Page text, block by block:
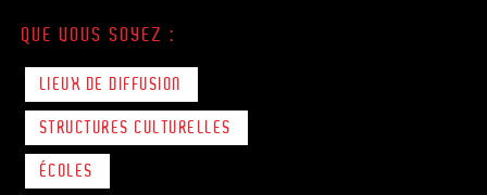
QUE VOUS SOYEZ :
LIEUX DE DIFFUSION
STRUCTURES CULTURELLES
ÉCOLES